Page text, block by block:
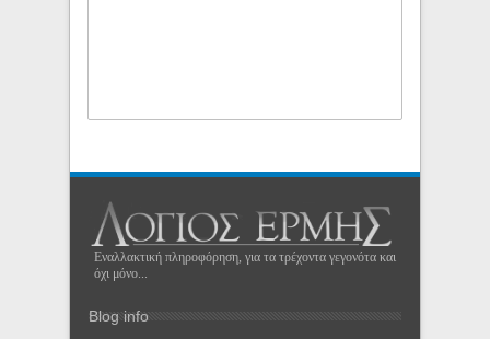
Εναλλακτική πληροφόρηση, για τα τρέχοντα γεγονότα και
όχι μόνο...
Blog info